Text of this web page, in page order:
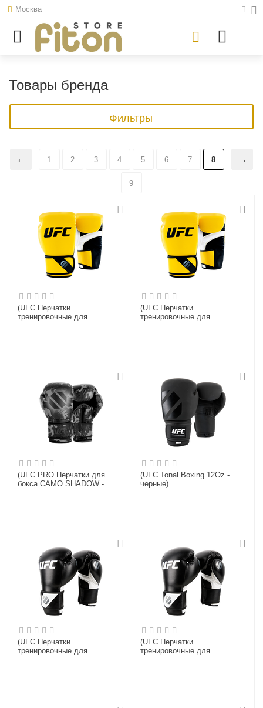
Москва
Товары бренда
Фильтры
1 2 3 4 5 6 7 8
9
(UFC Перчатки
тренировочные для
(UFC Перчатки
тренировочные для
(UFC PRO Перчатки для
бокса CAMO SHADOW -
(UFC Tonal Boxing 12Oz -
черные)
(UFC Перчатки
тренировочные для
(UFC Перчатки
тренировочные для